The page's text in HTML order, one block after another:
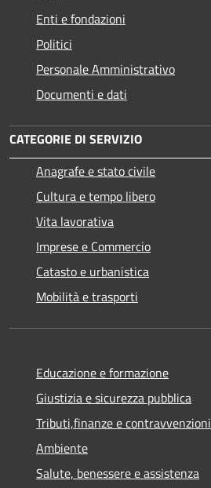
Enti e fondazioni
Politici
Personale Amministrativo
Documenti e dati
CATEGORIE DI SERVIZIO
Anagrafe e stato civile
Cultura e tempo libero
Vita lavorativa
Imprese e Commercio
Catasto e urbanistica
Mobilità e trasporti
Educazione e formazione
Giustizia e sicurezza pubblica
Tributi,finanze e contravvenzioni
Ambiente
Salute, benessere e assistenza